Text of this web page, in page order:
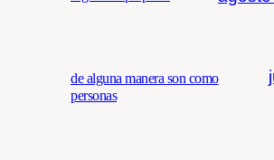
de alguna manera son como
personas